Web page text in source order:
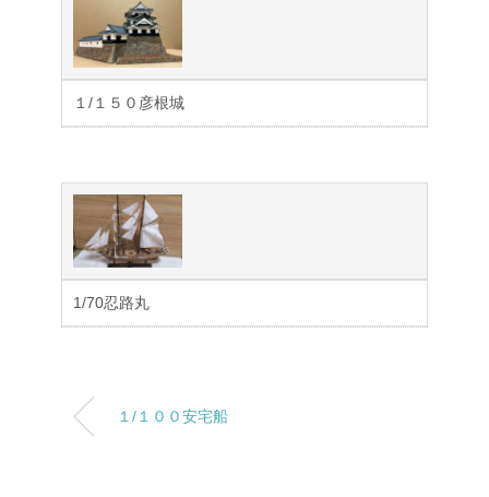
１/１５０彦根城
1/70忍路丸
１/１００安宅船